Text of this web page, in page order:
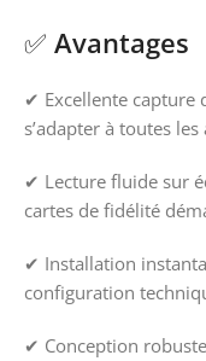
✅ Avantages
✔ Excellente capture
s’adapter à toutes
✔ Lecture fluide sur
cartes de fidélité
✔ Installation
configuration
✔ Conception